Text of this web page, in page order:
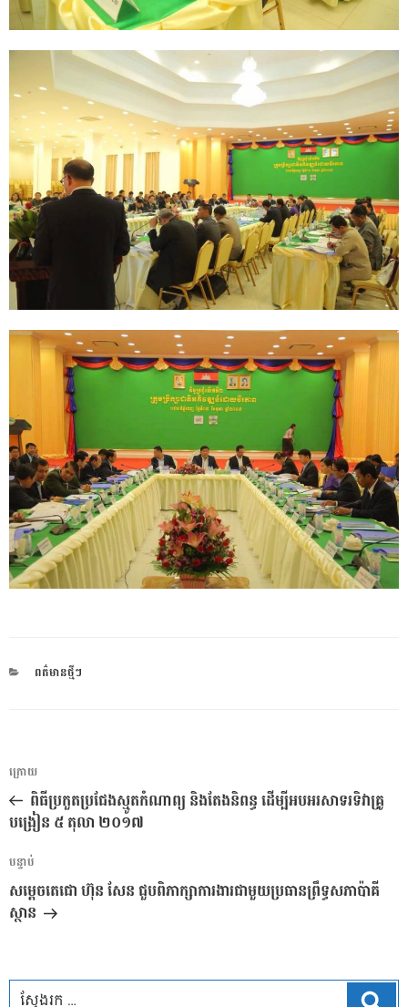
CATEGORIES
ពត៌មានថ្មីៗ
ការ​
នាំទិស​
ប្រកាស
អត្ថបទ
មុន
ក្រោយ
ពិធីប្រកួតប្រជែងស្មូតកំណាព្យ និងតែងនិពន្ធ ដើម្បីអបអរសាទរទិវាគ្រូ
បង្រៀន ៥ តុលា ២០១៧
អត្ថបទ
បន្ទាប់
បន្ទាប់
សម្តេចតេជោ ហ៊ុន សែន ជួបពិភាក្សាការងារជាមួយប្រធានព្រឹទ្ធសភាប៉ាគី
ស្ថាន